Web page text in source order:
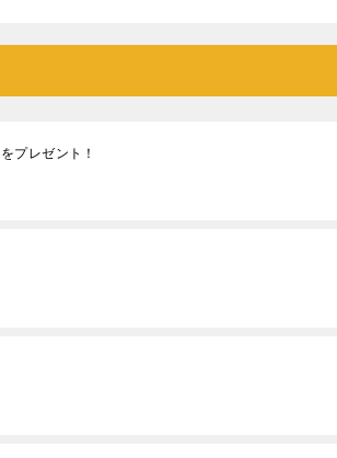
プレゼント！